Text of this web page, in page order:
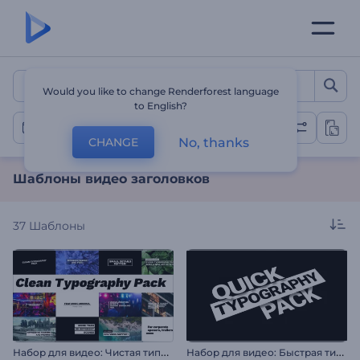
Шаблоны видео
Видео заголовки
Шаблоны видео заголовков
37 Шаблоны
Н
абор для видео: Чистая типографика Н
абор для видео: Быстрая типографика
Would you like to change Renderforest language
to English?
CHANGE No, thanks